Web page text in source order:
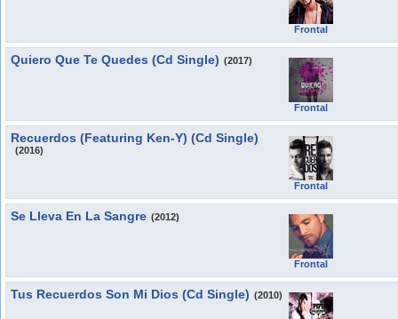
Frontal
Quiero Que Te Quedes (Cd Single) (2017)
Frontal
Recuerdos (Featuring Ken-Y) (Cd Single)
(2016)
Frontal
Se Lleva En La Sangre (2012)
Frontal
Tus Recuerdos Son Mi Dios (Cd Single) (2010)